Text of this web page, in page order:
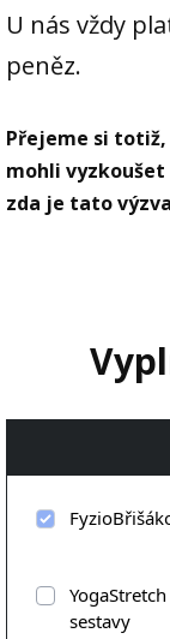
U nás vždy
peněz.
Přejeme si totiž,
mohli
zda je tato
sestavy